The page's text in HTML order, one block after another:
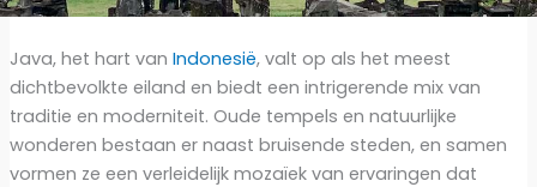
Java, het hart van Indonesië, valt op als het meest
dichtbevolkte eiland en biedt een intrigerende mix van
traditie en moderniteit. Oude tempels en natuurlijke
wonderen bestaan er naast bruisende steden, en samen
vormen ze een verleidelijk mozaïek van ervaringen dat